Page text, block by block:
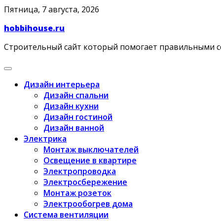
Skip
content
Пятница, 7 августа, 2026
hobbihouse.ru
Строительный сайт который помогает правильными
Дизайн интерьера
Дизайн спальни
Дизайн кухни
Дизайн гостиной
Дизайн ванной
Электрика
Монтаж выключателей
Освещение в квартире
Электропроводка
Электросбережение
Монтаж розеток
Электрообогрев дома
Система вентиляции